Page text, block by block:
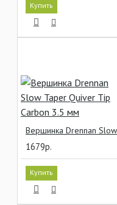
Купить
1679р.
Купить